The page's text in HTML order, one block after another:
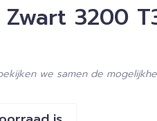
3200
we samen de